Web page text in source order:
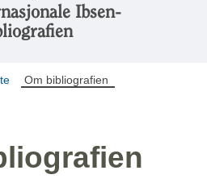
Ibsen-
Om bibliografien